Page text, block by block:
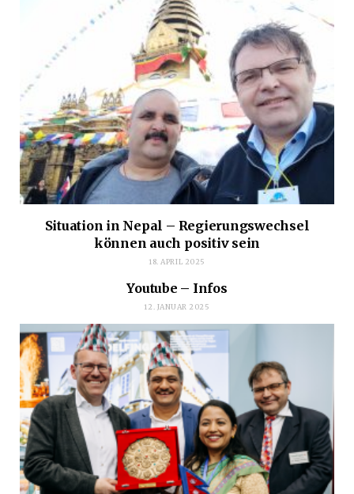
Situation in Nepal – Regierungswechsel
können auch positiv sein
18. APRIL 2025
Youtube – Infos
12. JANUAR 2025